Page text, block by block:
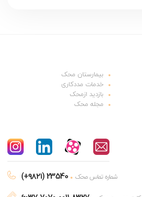
بیمارستان محک
خدمات مددکاری
بازدید ازمحک
مجله محک
(+۹۸۲۱) 23540 شماره تماس محک